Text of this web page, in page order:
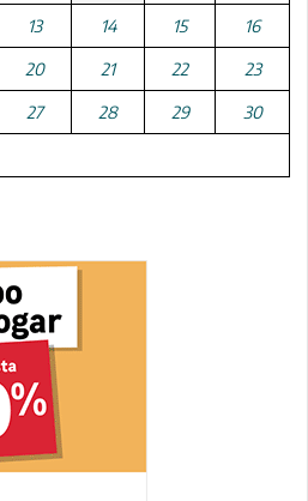
13 14 15 16
20 21 22 23
27 28 29 30